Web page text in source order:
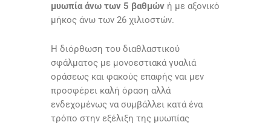
μυωπία άνω των 5 βαθμών ή με αξονικό
μήκος άνω των 26 χιλιοστών.
Η διόρθωση του διαθλαστικού
σφάλματος με μονοεστιακά γυαλιά
οράσεως και φακούς επαφής ναι μεν
προσφέρει καλή όραση αλλά
ενδεχομένως να συμβάλλει κατά ένα
τρόπο στην εξέλιξη της μυωπίας